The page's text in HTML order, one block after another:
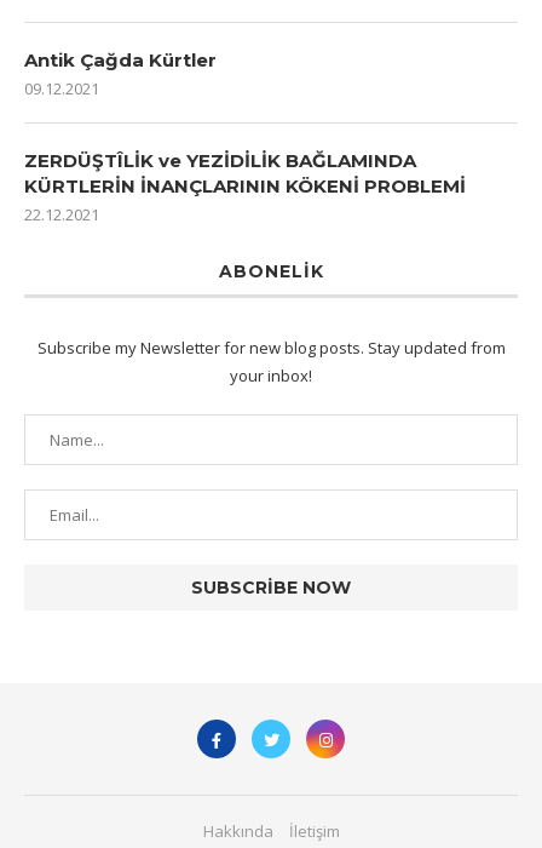
Antik Çağda Kürtler
09.12.2021
ZERDÜŞTÎLİK ve YEZİDİLİK BAĞLAMINDA
KÜRTLERİN İNANÇLARININ KÖKENİ PROBLEMİ
22.12.2021
ABONELIK
Subscribe my Newsletter for new blog posts. Stay updated from
your inbox!
Hakkında İletişim